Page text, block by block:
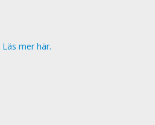
Läs mer här.